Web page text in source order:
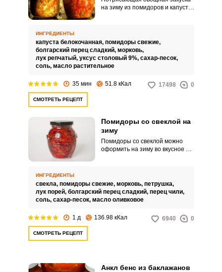
на зиму из помидоров и капусты.
кулинарных шедевров.
ИНГРЕДИЕНТЫ
капуста белокочанная, помидоры свежие,
болгарский перец сладкий, морковь,
лук репчатый, уксус столовый 9%, сахар-песок,
соль, масло растительное
35 мин 51.8 кКал 17498 0
СМОТРЕТЬ РЕЦЕПТ
Помидоры со свеклой на
зиму
Помидоры со свеклой можно
оформить на зиму во вкусное и
нотками острого красного перца.
ИНГРЕДИЕНТЫ
свекла, помидоры свежие, морковь, петрушка,
лук порей, болгарский перец сладкий, перец чили,
соль, сахар-песок, масло оливковое
1 д 136.98 кКал 6940 0
СМОТРЕТЬ РЕЦЕПТ
Анкл бенс из баклажанов